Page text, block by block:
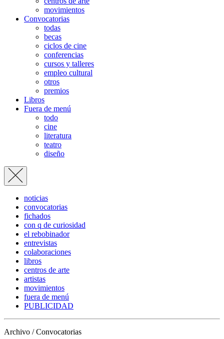
movimientos
Convocatorias
todas
becas
ciclos de cine
conferencias
cursos y talleres
empleo cultural
otros
premios
Libros
Fuera de menú
todo
cine
literatura
teatro
diseño
noticias
convocatorias
fichados
con q de curiosidad
el rebobinador
entrevistas
colaboraciones
libros
centros de arte
artistas
movimientos
fuera de menú
PUBLICIDAD
Archivo / Convocatorias